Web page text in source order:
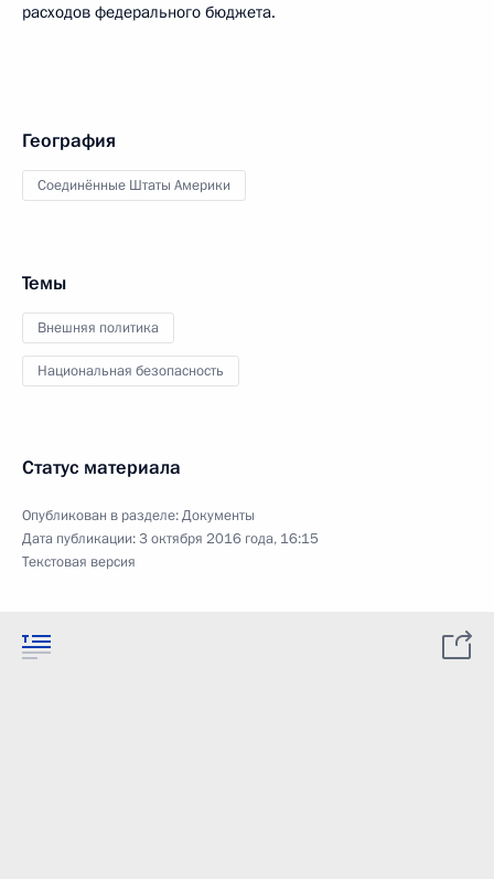
расходов федерального бюджета.
География
Соединённые Штаты Америки
Темы
Внешняя политика
Национальная безопасность
Статус материала
Опубликован в разделе:Документы
Дата публикации:3 октября 2016 года, 16:15
Текстовая версия